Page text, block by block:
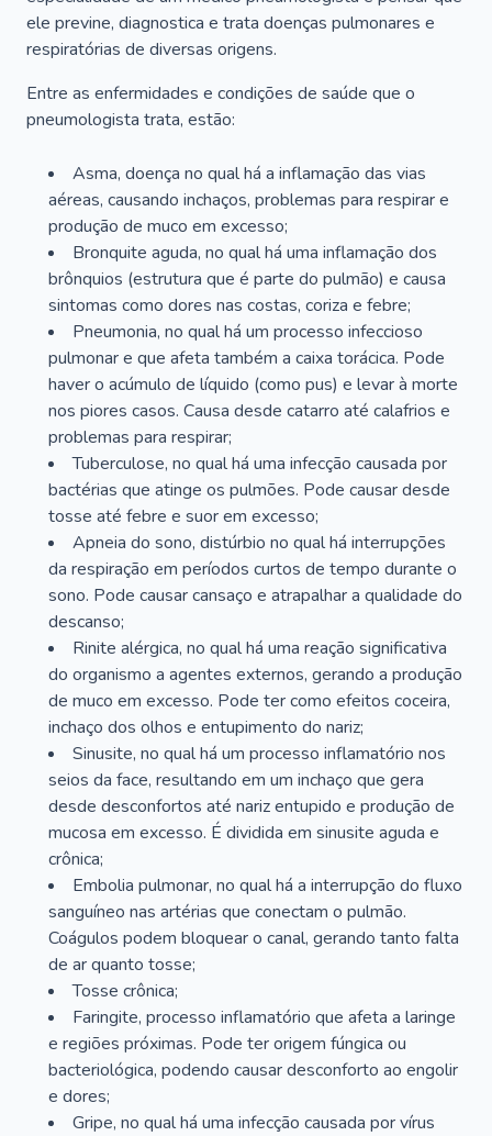
ele previne, diagnostica e trata doenças pulmonares e
respiratórias de diversas origens.
Entre as enfermidades e condições de saúde que o
pneumologista trata, estão:
Asma, doença no qual há a inflamação das vias
aéreas, causando inchaços, problemas para respirar e
produção de muco em excesso;
Bronquite aguda, no qual há uma inflamação dos
brônquios (estrutura que é parte do pulmão) e causa
sintomas como dores nas costas, coriza e febre;
Pneumonia, no qual há um processo infeccioso
pulmonar e que afeta também a caixa torácica. Pode
haver o acúmulo de líquido (como pus) e levar à morte
nos piores casos. Causa desde catarro até calafrios e
problemas para respirar;
Tuberculose, no qual há uma infecção causada por
bactérias que atinge os pulmões. Pode causar desde
tosse até febre e suor em excesso;
Apneia do sono, distúrbio no qual há interrupções
da respiração em períodos curtos de tempo durante o
sono. Pode causar cansaço e atrapalhar a qualidade do
descanso;
Rinite alérgica, no qual há uma reação significativa
do organismo a agentes externos, gerando a produção
de muco em excesso. Pode ter como efeitos coceira,
inchaço dos olhos e entupimento do nariz;
Sinusite, no qual há um processo inflamatório nos
seios da face, resultando em um inchaço que gera
desde desconfortos até nariz entupido e produção de
mucosa em excesso. É dividida em sinusite aguda e
crônica;
Embolia pulmonar, no qual há a interrupção do fluxo
sanguíneo nas artérias que conectam o pulmão.
Coágulos podem bloquear o canal, gerando tanto falta
de ar quanto tosse;
Tosse crônica;
Faringite, processo inflamatório que afeta a laringe
e regiões próximas. Pode ter origem fúngica ou
bacteriológica, podendo causar desconforto ao engolir
e dores;
Gripe, no qual há uma infecção causada por vírus